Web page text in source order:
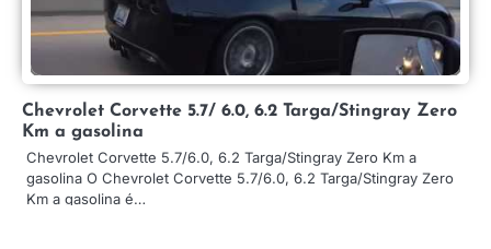
Chevrolet Corvette 5.7/ 6.0, 6.2 Targa/Stingray Zero
Km a gasolina
Chevrolet Corvette 5.7/6.0, 6.2 Targa/Stingray Zero Km a
gasolina O Chevrolet Corvette 5.7/6.0, 6.2 Targa/Stingray Zero
Km a gasolina é…